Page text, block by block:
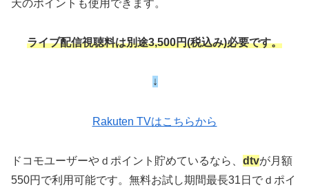
天のポイントも使用できます。
ライブ配信視聴料は別途3,500円(税込み)必要です。
↓
Rakuten TVはこちらから
ドコモユーザーやｄポイント貯めているなら、 dtvが月額
550円で利用可能です。無料お試し期間最長31日でｄポイ